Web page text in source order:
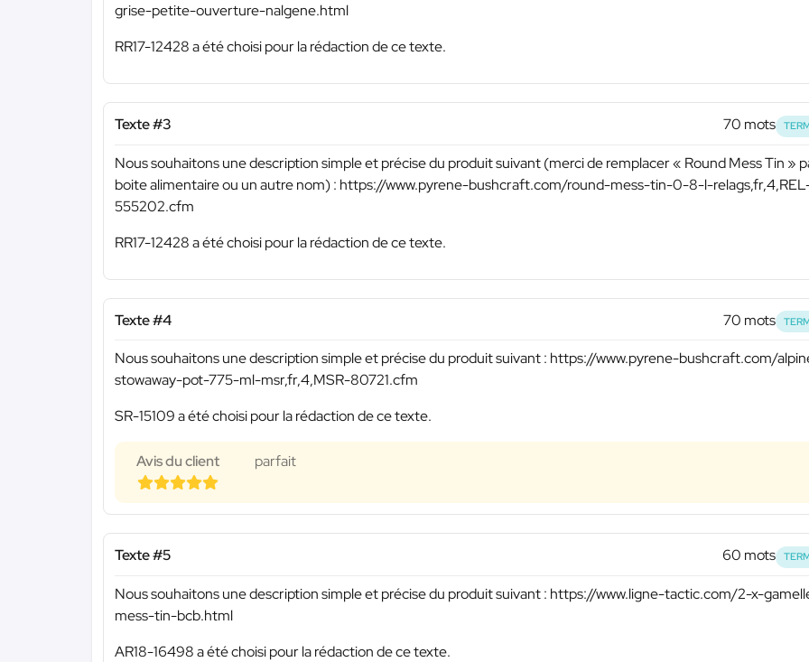
grise-petite-ouverture-nalgene.html
RR17-12428 a été choisi pour la rédaction de ce texte.
Texte #3 70 mots
Nous souhaitons une description simple et précise du produit suivant (merci de remplacer « Round Mess Tin »
boite alimentaire ou un autre nom) : https://www.pyrene-bushcraft.com/round-mess-tin-0-8-l-
555202.cfm
RR17-12428 a été choisi pour la rédaction de ce texte.
Texte #4 70 mots
Nous souhaitons une description simple et précise du produit suivant : https://www.pyrene-bushcraft.com/
stowaway-pot-775-ml-msr,fr,4,MSR-80721.cfm
SR-15109 a été choisi pour la rédaction de ce texte.
Avis du client parfait
Texte #5 60 mots
Nous souhaitons une description simple et précise du produit suivant : https://www.ligne-tactic.com/2-x-
mess-tin-bcb.html
AR18-16498 a été choisi pour la rédaction de ce texte.